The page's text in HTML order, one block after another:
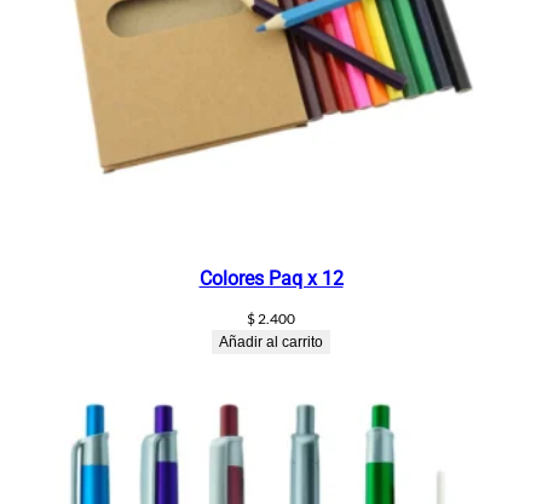
Colores Paq x 12
$2.400
Añadir al carrito